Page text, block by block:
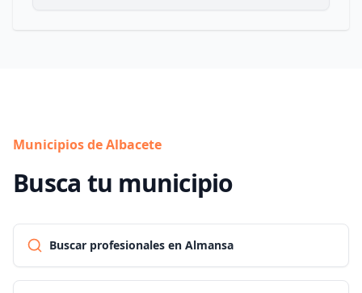
Municipios de Albacete
Busca tu municipio
Buscar profesionales en Almansa